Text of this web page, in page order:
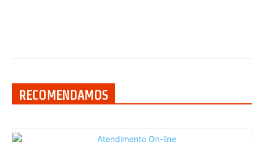
RECOMENDAMOS